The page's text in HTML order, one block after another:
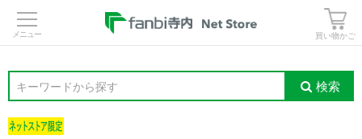
買い物かご
キーワードから探す 検索